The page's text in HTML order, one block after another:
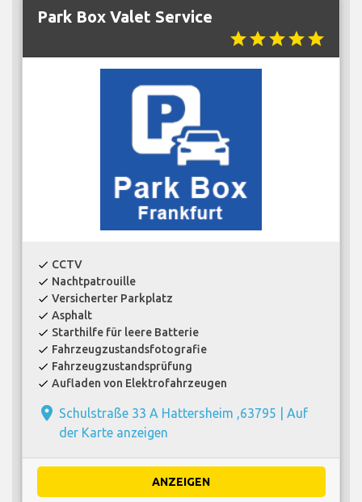
Park Box Valet Service
starstarstarstarstar
check CCTV
check Nachtpatrouille
check Versicherter Parkplatz
check Asphalt
check Starthilfe für leere Batterie
check Fahrzeugzustandsfotografie
check Fahrzeugzustandsprüfung
check Aufladen von Elektrofahrzeugen
place Schulstraße 33 A Hattersheim ,63795 | Auf
der Karte anzeigen
ANZEIGEN